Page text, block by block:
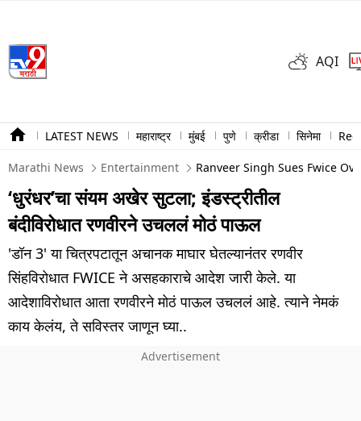
AQI
LATEST NEWS महाराष्ट्र मुंबई पुणे क्रीडा सिनेमा
Marathi News Entertainment Ranveer Singh Sues Fwice
‘धुरंधर’चा संयम अखेर सुटला; इंडस्ट्रीतील
बंदीविरोधात रणवीरने उचललं मोठं पाऊल
'डॉन 3' या चित्रपटातून अचानक माघार घेतल्यानंतर रणवीर
सिंहविरोधात FWICE ने असहकाराचे आदेश जारी केले. या
आदेशाविरोधात आता रणवीरने मोठं पाऊल उचललं आहे. त्याने नेमकं
काय केलंय, ते सविस्तर जाणून घ्या..